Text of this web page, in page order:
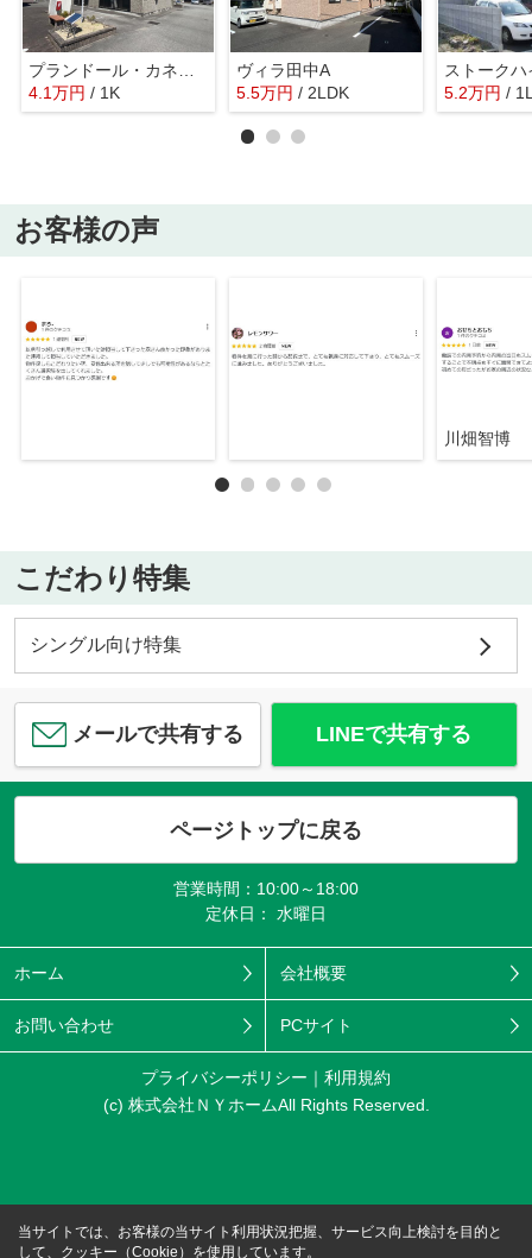
4.1万円 / 1K
ヴィラ田中A
5.5万円 / 2LDK
ストークハ
5.2万円 /
お客様の声
川畑智博
こだわり特集
シングル向け特集
メールで共有する LINEで共有する
ページトップに戻る
営業時間：10:00～18:00
定休日： 水曜日
ホーム 会社概要
お問い合わせ PCサイト
プライバシーポリシー
利用規約
(c) 株式会社ＮＹホームAll Rights Reserved.
当サイトでは、お客様の当サイト利用状況把握、サービス向上検討を目的と
して、クッキー（Cookie）を使用しています。